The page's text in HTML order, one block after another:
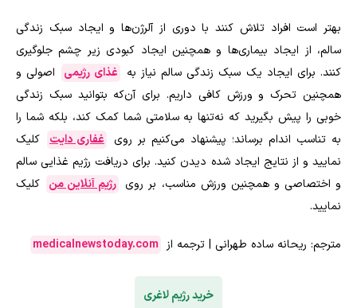
بهتر است افراد تلاش کنند با دوری از آلرژن‌ها و ایجاد سبک زندگی
سالم، از ایجاد بیماری‌ها و همچنین ایجاد کبودی زیر چشم جلوگیری
کنند. برای ایجاد یک سبک زندگی سالم نیاز به
غذای رژیمی
اصولی و
همچنین تحرک و ورزش کافی داریم. برای آن‌که بتوانید سبک زندگی
خوبی را پیش بگیرید که نه‌تنها به سلامتی شما کمک کند، بلکه شما را
به تناسب اندام برساند؛ پیشنهاد می‌کنیم بر روی غفاری دایت کلیک
نمایید و از نتایج ایجاد شده دیدن کنید. برای دریافت رژیم غذایی سالم
و اختصاصی و همچنین ورزش مناسب، بر روی رژیم آنلاین من کلیک
نمایید.
مترجم: ریحانه ساده طهرانی | ترجمه از medicalnewstoday.com
خرید رژیم لاغری